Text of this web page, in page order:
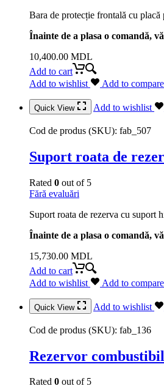
Bara de protecție frontală cu
Înainte de a plasa o comandă,
10,400.00 MDL
Add to cart
Add to wishlist
Add to compare
Quick View Add to wishlist
Cod de produs (SKU): fab_507
Suport roata de
Rated 0 out of 5
Fără evaluări
Suport roata de rezerva cu suport
Înainte de a plasa o comandă,
15,730.00 MDL
Add to cart
Add to wishlist
Add to compare
Quick View Add to wishlist
Cod de produs (SKU): fab_136
Rezervor
Rated 0 out of 5